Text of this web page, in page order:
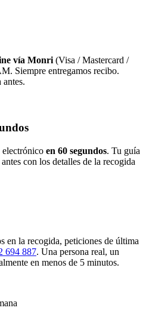
vía Monri (Visa / Mastercard /
Siempre entregamos recibo.
electrónico en 60 segundos. Tu guía
con los detalles de la recogida
en la recogida, peticiones de última
694 887. Una persona real, un
en menos de 5 minutos.